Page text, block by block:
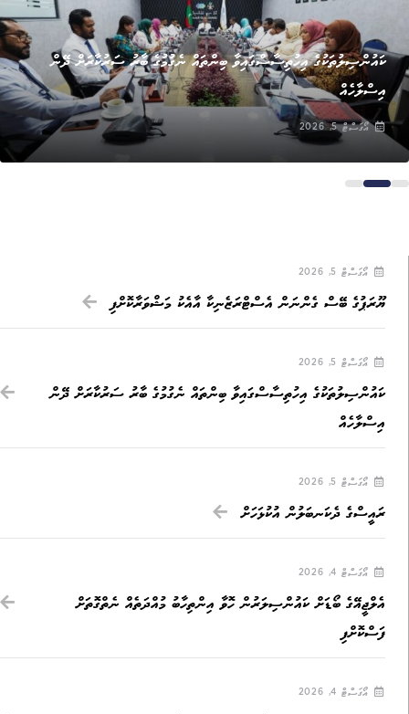
ކައުންސިލުތަކުގެ އިހުތިސާސްގައިވާ ބިންތައް ނެގުމުގެ ބާރު ސަރުކާރަށް ދޭން
އިސްލާހެއް
އޯގަސްޓް 5, 2026
އޯގަސްޓް 5, 2026
ޔޫރަޕުގެ ބޭސް ގެންނަން އެސްޓްރަޒެނިކާ އާއެކު މަޝްވަރާކޮށްފި
އޯގަސްޓް 5, 2026
ކައުންސިލުތަކުގެ އިހުތިސާސްގައިވާ ބިންތައް ނެގުމުގެ ބާރު ސަރުކާރަށް ދޭން
އިސްލާހެއް
އޯގަސްޓް 5, 2026
ރައީސްގެ ދެކަނބަލުން އުކުޅަހަށް
އޯގަސްޓް 4, 2026
އެލްޖީއޭގެ ބޯޑަށް ކައުންސިލަރުން ހޮވާ އިންތިހާބު މުއްދަތެއް ނެތްގޮތަށް
ފަސްކޮށްފި
އޯގަސްޓް 4, 2026